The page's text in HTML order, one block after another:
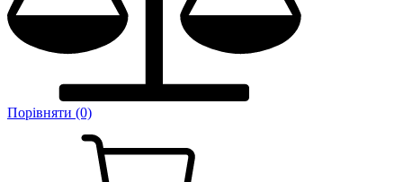
Порівняти (0)